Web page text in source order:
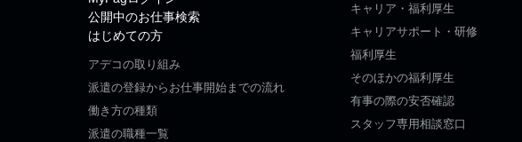
公開中のお仕事検索
はじめての方
アデコの取り組み
派遣の登録からお仕事開始までの流れ
働き方の種類
派遣の職種一覧
キャリア・福利厚生
キャリアサポート・研修
福利厚生
そのほかの福利厚生
有事の際の安否確認
スタッフ専用相談窓口